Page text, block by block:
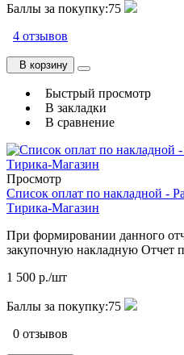
Баллы за покупку:75
4 отзывов
В корзину
Быстрый просмотр
В закладки
В сравнение
Просмотр
Список оплат по накладной -
Тирика-Магазин
При формировании данного
закупочную накладную Отчет
1 500 р./шт
Баллы за покупку:75
0 отзывов